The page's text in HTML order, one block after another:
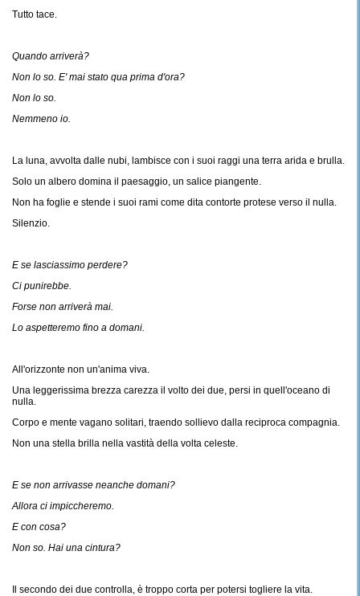
Tutto tace.
Quando arriverà?
Non lo so. E' mai stato qua prima d'ora?
Non lo so.
Nemmeno io.
La luna, avvolta dalle nubi, lambisce con i suoi raggi una terra arida e brulla.
Solo un albero domina il paesaggio, un salice piangente.
Non ha foglie e stende i suoi rami come dita contorte protese verso il nulla.
Silenzio.
E se lasciassimo perdere?
Ci punirebbe.
Forse non arriverà mai.
Lo aspetteremo fino a domani.
All'orizzonte non un'anima viva.
Una leggerissima brezza carezza il volto dei due, persi in quell'oceano di
nulla.
Corpo e mente vagano solitari, traendo sollievo dalla reciproca compagnia.
Non una stella brilla nella vastità della volta celeste.
E se non arrivasse neanche domani?
Allora ci impiccheremo.
E con cosa?
Non so. Hai una cintura?
Il secondo dei due controlla, è troppo corta per potersi togliere la vita.